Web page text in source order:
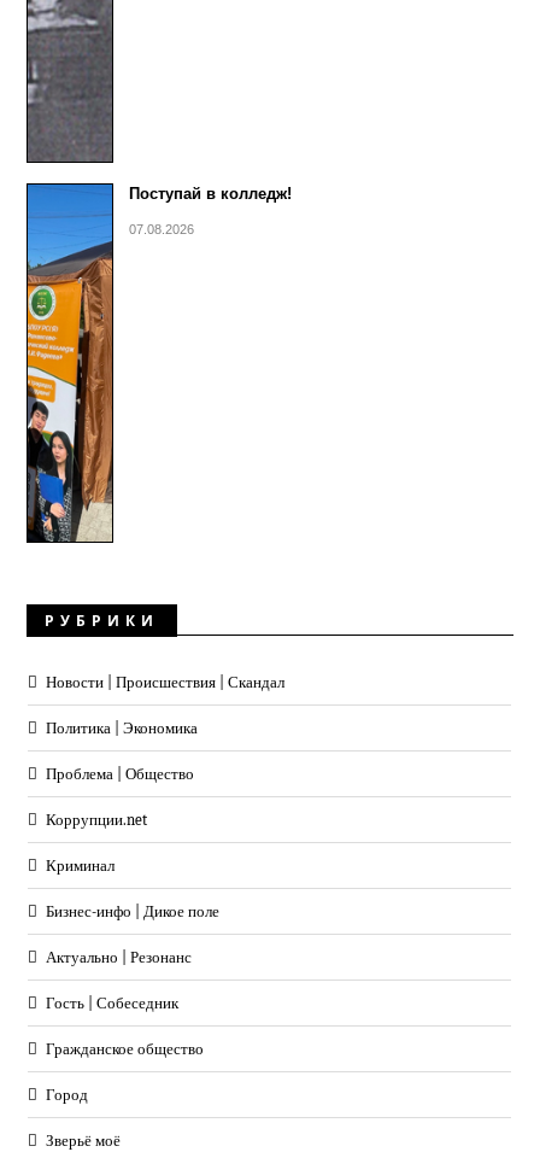
Поступай в колледж!
07.08.2026
РУБРИКИ
Новости | Происшествия | Скандал
Политика | Экономика
Проблема | Общество
Коррупции.net
Криминал
Бизнес-инфо | Дикое поле
Актуально | Резонанс
Гость | Собеседник
Гражданское общество
Город
Зверьё моё